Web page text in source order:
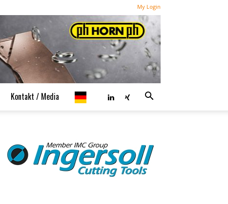
My Login
Kontakt / Media